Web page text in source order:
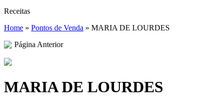
Receitas
Home » Pontos de Venda » MARIA DE LOURDES
Página Anterior
MARIA DE LOURDES